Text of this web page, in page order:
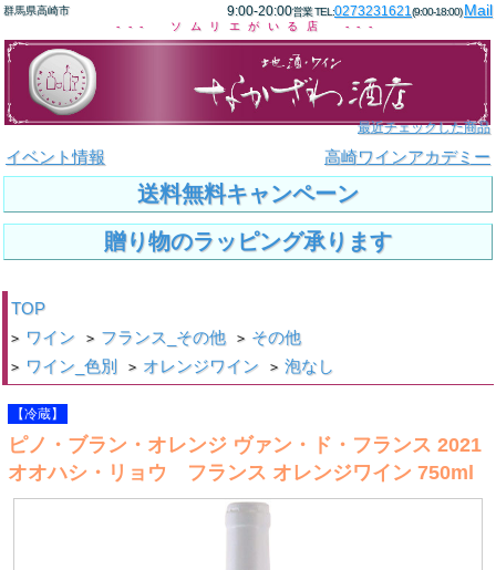
群馬県高崎市 9:00-20:00営業 TEL:0273231621(9:00-18:00)Mail
--- ソムリエがいる店 ---
最近チェックした商品
イベント情報 高崎ワインアカデミー
送料無料キャンペーン
贈り物のラッピング承ります
TOP
> ワイン > フランス_その他 > その他
> ワイン_色別 > オレンジワイン > 泡なし
【冷蔵】
ピノ・ブラン・オレンジ ヴァン・ド・フランス 2021
オオハシ・リョウ フランス オレンジワイン 750ml